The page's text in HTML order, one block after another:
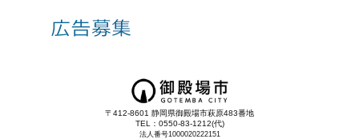
〒412-8601 静岡県御殿場市萩原483番地
TEL：0550-83-1212(代)
法人番号1000020222151